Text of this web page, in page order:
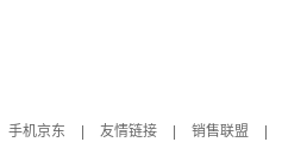
手机京东 友情链接 销售联盟